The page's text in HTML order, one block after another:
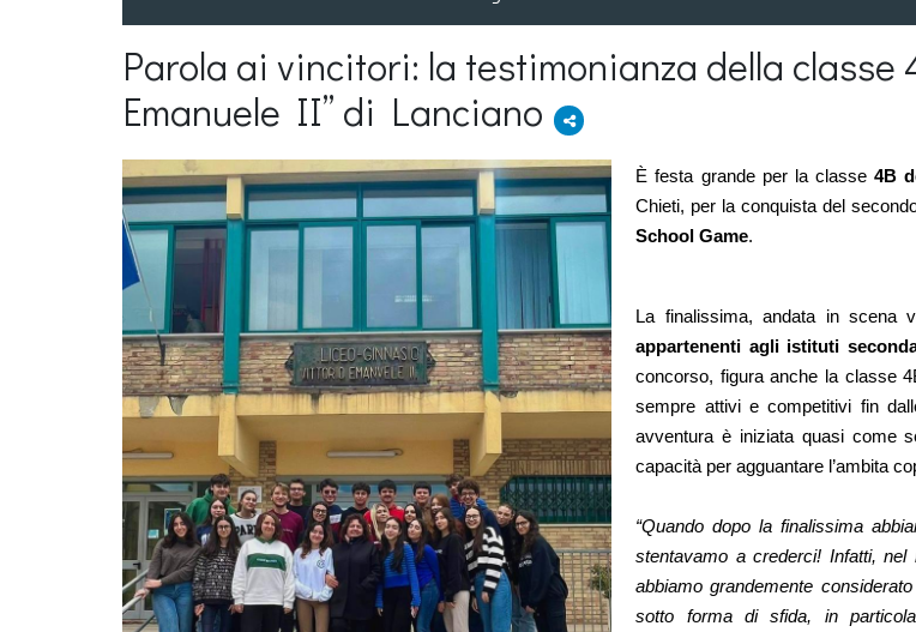
Parola ai vincitori: la testimonianza della classe
Emanuele II” di Lanciano
È festa grande per la classe 4B
Chieti, per la conquista del
School Game.
appartenenti agli istituti
concorso, figura anche la classe
sempre attivi e competitivi fin
avventura è iniziata quasi come
capacità per agguantare l’ambita
“Quando dopo la finalissima
stentavamo a crederci! Infatti,
abbiamo grandemente
sotto forma di sfida, in particolar